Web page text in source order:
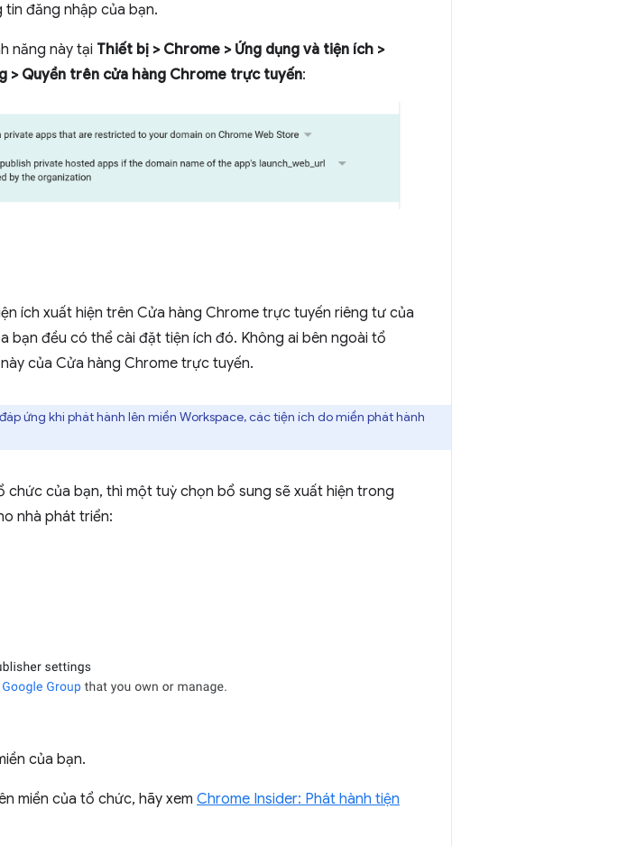
đăng nhập của bạn.
năng này tại Thiết bị > Chrome > Ứng dụng và tiện ích >
> Quyền trên cửa hàng Chrome trực tuyến:
ích xuất hiện trên Cửa hàng Chrome trực tuyến riêng tư của
đều có thể cài đặt tiện ích đó. Không ai bên ngoài tổ
của Cửa hàng Chrome trực tuyến.
ứng khi phát hành lên miền Workspace, các tiện ích do miền phát hành
của bạn, thì một tuỳ chọn bổ sung sẽ xuất hiện trong
nhà phát triển:
của bạn.
miền của tổ chức, hãy xem Chrome Insider: Phát hành tiện